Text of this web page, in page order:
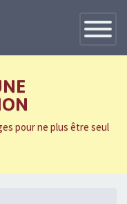
Toggle
pour ne plus être seul